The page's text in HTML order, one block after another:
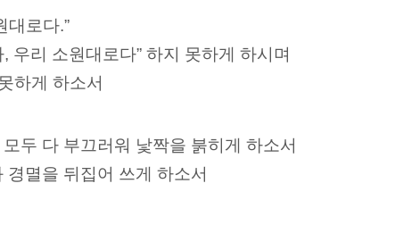
대로다.”
우리 소원대로다” 하지 못하게 하시며
하게 하소서
두 다 부끄러워 낯짝을 붉히게 하소서
멸을 뒤집어 쓰게 하소서